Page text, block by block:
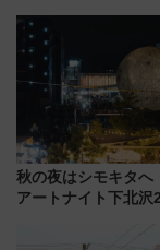
秋の夜はシモキタへ
アートナイト下北沢
を満喫しよう